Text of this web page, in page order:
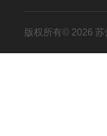
版权所有© 2026